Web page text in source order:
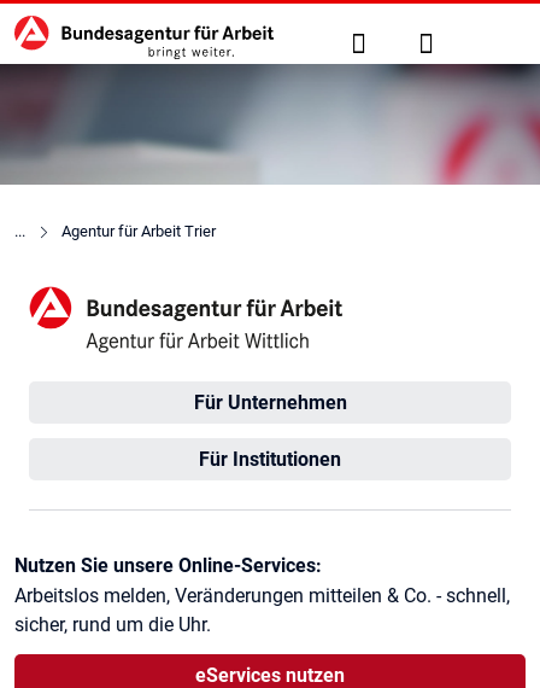
zu den Hauptinhalten springen
Hauptnavigation Suche Anmelden
Agentur für Arbeit Trier
Agentur für Arbeit Wittlich
Für Unternehmen
Für Institutionen
Kontaktinformationen
Nutzen Sie unsere Online-Services:
Arbeitslos melden, Veränderungen mitteilen & Co. - schnell,
sicher, rund um die Uhr.
eServices nutzen